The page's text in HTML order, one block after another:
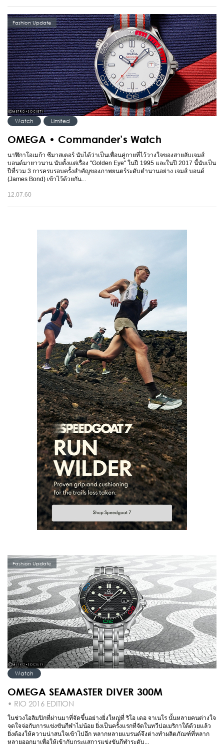
Fashion Update
Watch Limited
OMEGA • Commander’s Watch
นาฬิกาโอเมก้า ซีมาสเตอร์ นับได้ว่าเป็นเพื่อนคู่กายที่ไว้วางใจของสายลับเจมส์
บอนด์มายาวนาน นับตั้งแต่เรื่อง "Golden Eye" ในปี 1995 และในปี 2017 นี้นับเป็น
ปีที่รวม 3 การครบรอบครั้งสำคัญของภาพยนตร์ระดับตำนานอย่าง เจมส์ บอนด์
(James Bond) เข้าไว้ด้วยกัน...
12.07.60
Fashion Update
Watch
OMEGA SEAMASTER DIVER 300M
• RIO 2016 EDITION
ในช่วงโอลิมปิกที่ผ่านมาที่จัดขึ้นอย่างยิ่งใหญ่ที่ ริโอ เดอ จาเนโร นั้นหลายคนต่างใจ
จดใจจ่อกับการแข่งขันกีฬาไม่น้อย ยิ่งเป็นครั้งแรกที่จัดในทวีปอเมริกาใต้ด้วยแล้ว
ยิ่งต้องให้ความน่าสนใจเข้าไปอีก หลากหลายแบรนด์จึงต่างทำผลิตภัณฑ์ที่หลาก
หลายออกมาเพื่อให้เข้ากับกระแสการแข่งขันกีฬาระดับ...